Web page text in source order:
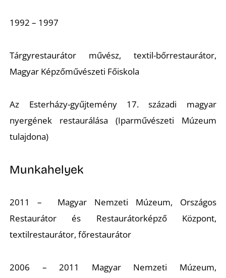
1992 – 1997
Tárgyrestaurátor művész, textil-bőrrestaurátor,
Magyar Képzőművészeti Főiskola
Az Esterházy-gyűjtemény 17. századi magyar
nyergének restaurálása (Iparművészeti Múzeum
tulajdona)
Munkahelyek
2011 – Magyar Nemzeti Múzeum, Országos
Restaurátor és Restaurátorképző Központ,
textilrestaurátor, főrestaurátor
2006 – 2011 Magyar Nemzeti Múzeum,